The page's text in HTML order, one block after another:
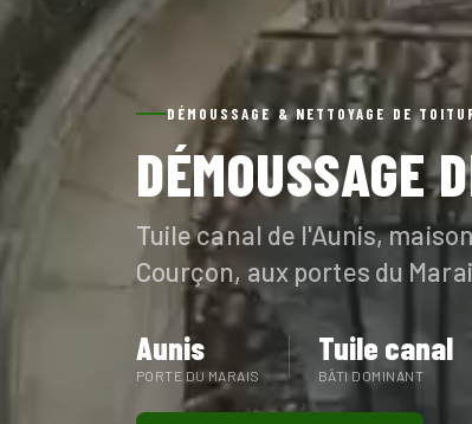
DÉMOUSSAGE & NETTOYAGE DE
DÉMOUSSAGE
Tuile canal de l'Aunis,
Courçon, aux portes du
Aunis
PORTE DU MARAIS
Tuile canal
BÂTI DOMINANT